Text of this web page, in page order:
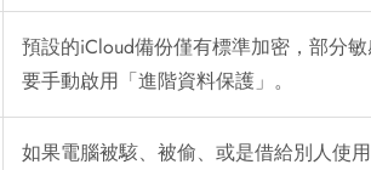
預設的iCloud備份僅有標準加密，部分
要手動啟用「進階資料保護」。
如果電腦被駭、被偷、或是借給別人使